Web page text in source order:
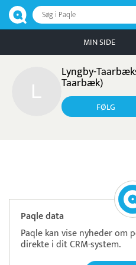
Søg i Paqle
MIN SIDE
Lyngby-
Taarbæk)
FØLG
Paqle data
Paqle kan vise nyheder om
direkte i dit CRM-system.